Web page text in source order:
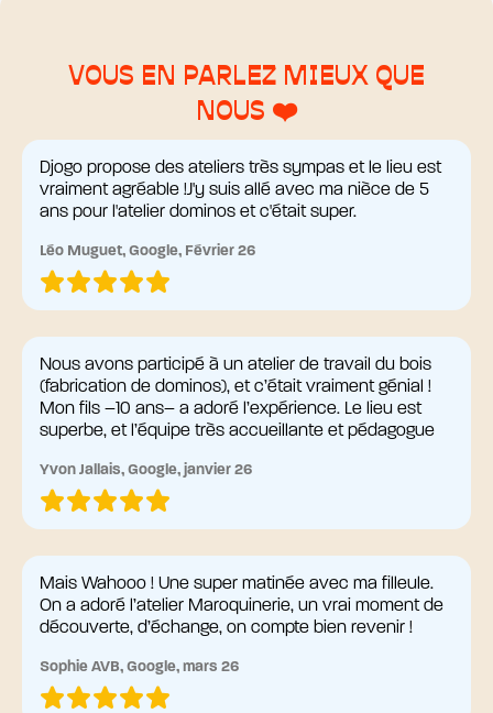
VOUS EN PARLEZ MIEUX QUE
NOUS ❤️
Djogo propose des ateliers très sympas et le lieu est
vraiment agréable !J'y suis allé avec ma nièce de 5
ans pour l'atelier dominos et c'était super.
Léo Muguet, Google, Février 26
Nous avons participé à un atelier de travail du bois
(fabrication de dominos), et c’était vraiment génial !
Mon fils –10 ans– a adoré l’expérience. Le lieu est
superbe, et l’équipe très accueillante et pédagogue
Yvon Jallais, Google, janvier 26
Mais Wahooo ! Une super matinée avec ma filleule.
On a adoré l’atelier Maroquinerie, un vrai moment de
découverte, d’échange, on compte bien revenir !
Sophie AVB, Google, mars 26